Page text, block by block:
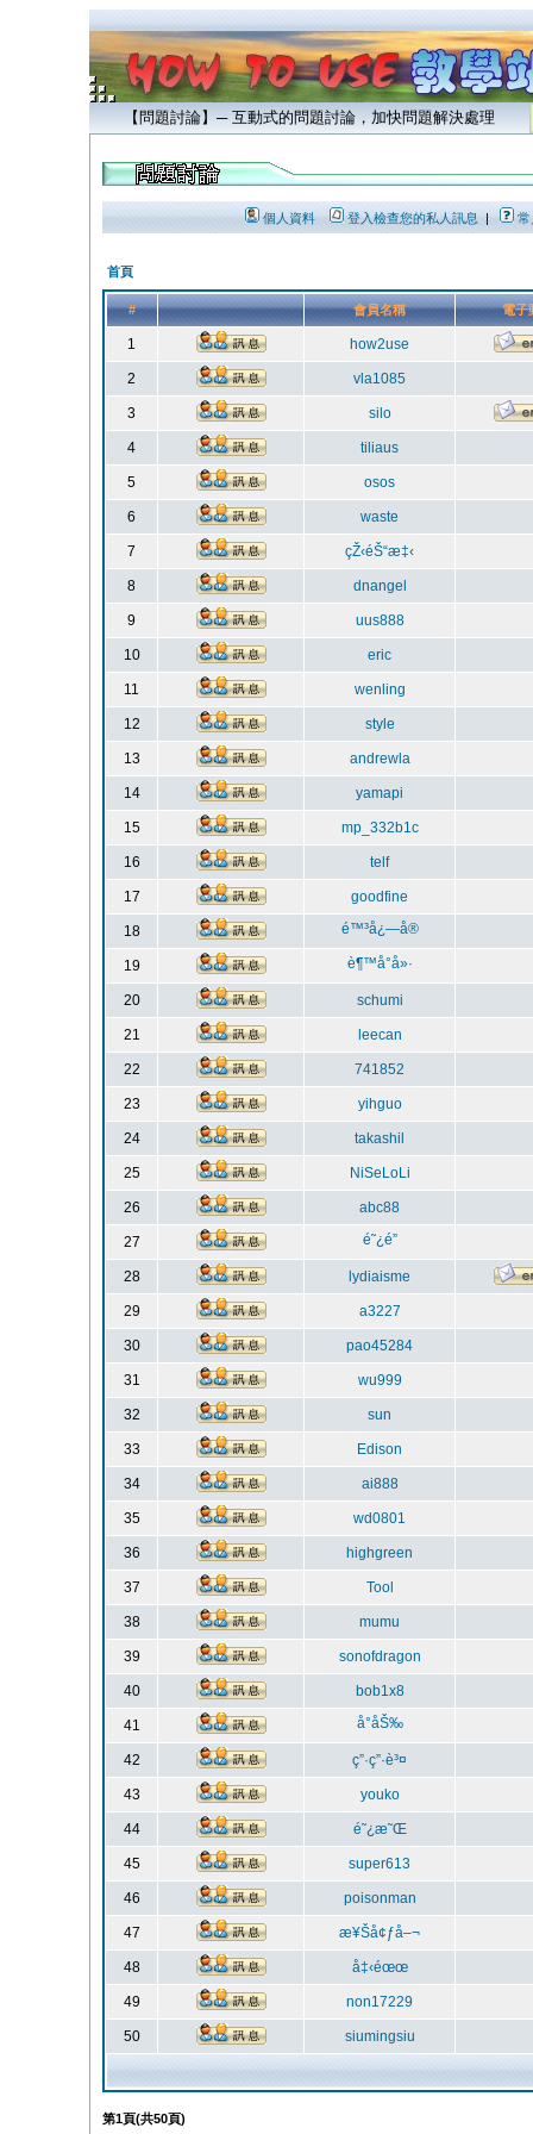
【問題討論】─ 互動式的問題討論，加快問題解決處理
個人資料 登入檢查您的私人訊息| 常
首頁
# 會員名稱 電子
1 how2use
2 vla1085
3 silo
4 tiliaus
5 osos
6 waste
7 çŽ‹éŠ“æ‡‹
8 dnangel
9 uus888
10 eric
11 wenling
12 style
13 andrewla
14 yamapi
15 mp_332b1c
16 telf
17 goodfine
18 é™³å¿—å®
19 è¶™å°å»·
20 schumi
21 leecan
22 741852
23 yihguo
24 takashil
25 NiSeLoLi
26 abc88
27 é˜¿é”
28 lydiaisme
29 a3227
30 pao45284
31 wu999
32 sun
33 Edison
34 ai888
35 wd0801
36 highgreen
37 Tool
38 mumu
39 sonofdragon
40 bob1x8
41 å°åŠ‰
42 ç”·ç”·è³¤
43 youko
44 é˜¿æ˜Œ
45 super613
46 poisonman
47 æ¥Šå¢ƒå–¬
48 å‡‹éœœ
49 non17229
50 siumingsiu
第1頁(共50頁)